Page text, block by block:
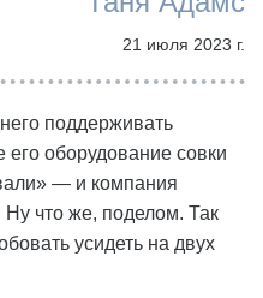
21 июля 2023 г.
поддерживать
его оборудование совки
— и компания
что же, поделом. Так
усидеть на двух